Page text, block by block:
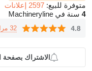
متوفرة للبيع: 2597 إعلانات
4 سنة في Machineryline
4.8 32 مراجعات
الاشتراك بصفحة